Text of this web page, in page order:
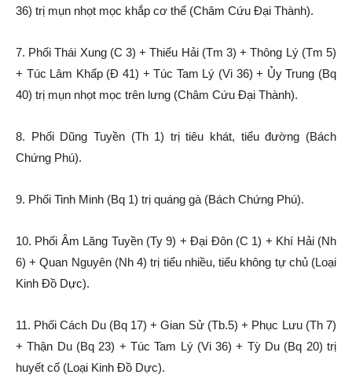
36) trị mụn nhọt mọc khắp cơ thể (Châm Cứu Đại Thành).
7. Phối Thái Xung (C 3) + Thiếu Hải (Tm 3) + Thông Lý (Tm 5)
+ Túc Lâm Khấp (Đ 41) + Túc Tam Lý (Vi 36) + Ủy Trung (Bq
40) trị mụn nhọt mọc trên lưng (Châm Cứu Đại Thành).
8. Phối Dũng Tuyền (Th 1) trị tiêu khát, tiểu đường (Bách
Chứng Phú).
9. Phối Tinh Minh (Bq 1) trị quáng gà (Bách Chứng Phú).
10. Phối Âm Lăng Tuyền (Ty 9) + Đại Đôn (C 1) + Khí Hải (Nh
6) + Quan Nguyên (Nh 4) trị tiểu nhiều, tiểu không tự chủ (Loại
Kinh Đồ Dực).
11. Phối Cách Du (Bq 17) + Gian Sử (Tb.5) + Phục Lưu (Th 7)
+ Thận Du (Bq 23) + Túc Tam Lý (Vi 36) + Tỳ Du (Bq 20) trị
huyết cổ (Loại Kinh Đồ Dực).